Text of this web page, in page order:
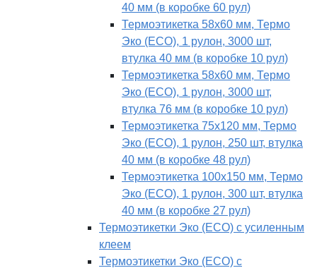
40 мм (в коробке 60 рул)
Термоэтикетка 58х60 мм, Термо
Эко (ECO), 1 рулон, 3000 шт,
втулка 40 мм (в коробке 10 рул)
Термоэтикетка 58х60 мм, Термо
Эко (ECO), 1 рулон, 3000 шт,
втулка 76 мм (в коробке 10 рул)
Термоэтикетка 75х120 мм, Термо
Эко (ECO), 1 рулон, 250 шт, втулка
40 мм (в коробке 48 рул)
Термоэтикетка 100х150 мм, Термо
Эко (ECO), 1 рулон, 300 шт, втулка
40 мм (в коробке 27 рул)
Термоэтикетки Эко (ECO) с усиленным
клеем
Термоэтикетки Эко (ECO) с